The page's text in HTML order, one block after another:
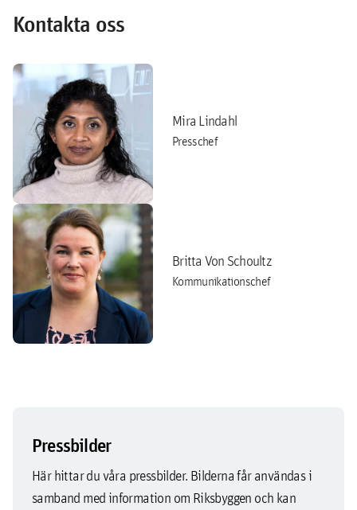
Kontakta oss
Mira Lindahl
Presschef
Britta Von Schoultz
Kommunikationschef
Pressbilder
Här hittar du våra pressbilder. Bilderna får användas i
samband med information om Riksbyggen och kan